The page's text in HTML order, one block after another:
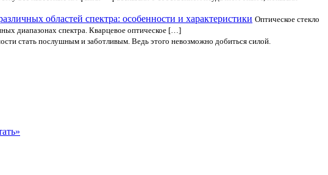
областей спектра: особенности и характеристики Оптическое стекло
диапазонах спектра. Кварцевое оптическое […]
стать послушным и заботливым. Ведь этого невозможно добиться силой.